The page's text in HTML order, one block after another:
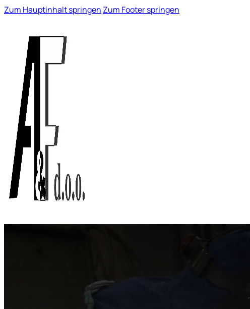
Zum Hauptinhalt springen Zum Footer springen